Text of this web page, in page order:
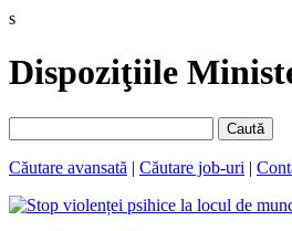
s
Dispoziţiile
Caută
Căutare avansată | Căutare job-uri |